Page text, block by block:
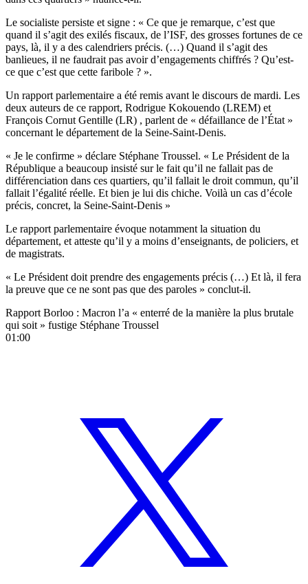
Le socialiste persiste et signe : « Ce que je remarque, c’est que
quand il s’agit des exilés fiscaux, de l’ISF, des grosses fortunes de ce
pays, là, il y a des calendriers précis. (…) Quand il s’agit des
banlieues, il ne faudrait pas avoir d’engagements chiffrés ? Qu’est-
ce que c’est que cette faribole ? ».
Un rapport parlementaire a été remis avant le discours de mardi. Les
deux auteurs de ce rapport, Rodrigue Kokouendo (LREM) et
François Cornut Gentille (LR) , parlent de « défaillance de l’État »
concernant le département de la Seine-Saint-Denis.
« Je le confirme » déclare Stéphane Troussel. « Le Président de la
République a beaucoup insisté sur le fait qu’il ne fallait pas de
différenciation dans ces quartiers, qu’il fallait le droit commun, qu’il
fallait l’égalité réelle. Et bien je lui dis chiche. Voilà un cas d’école
précis, concret, la Seine-Saint-Denis »
Le rapport parlementaire évoque notamment la situation du
département, et atteste qu’il y a moins d’enseignants, de policiers, et
de magistrats.
« Le Président doit prendre des engagements précis (…) Et là, il fera
la preuve que ce ne sont pas que des paroles » conclut-il.
Rapport Borloo : Macron l’a « enterré de la manière la plus brutale
qui soit » fustige Stéphane Troussel
01:00